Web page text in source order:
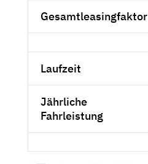
Gesamtleasingfaktor
Laufzeit
Jährliche
Fahrleistung